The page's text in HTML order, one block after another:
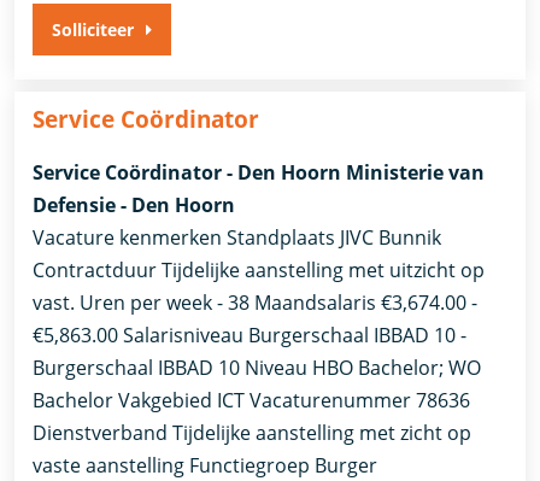
Solliciteer
Service Coördinator
Service Coördinator - Den Hoorn Ministerie van
Defensie - Den Hoorn
Vacature kenmerken Standplaats JIVC Bunnik
Contractduur Tijdelijke aanstelling met uitzicht op
vast. Uren per week - 38 Maandsalaris €3,674.00 -
€5,863.00 Salarisniveau Burgerschaal IBBAD 10 -
Burgerschaal IBBAD 10 Niveau HBO Bachelor; WO
Bachelor Vakgebied ICT Vacaturenummer 78636
Dienstverband ​Tijdelijke aanstelling met zicht op
vaste aanstelling​ Functiegroep Burger